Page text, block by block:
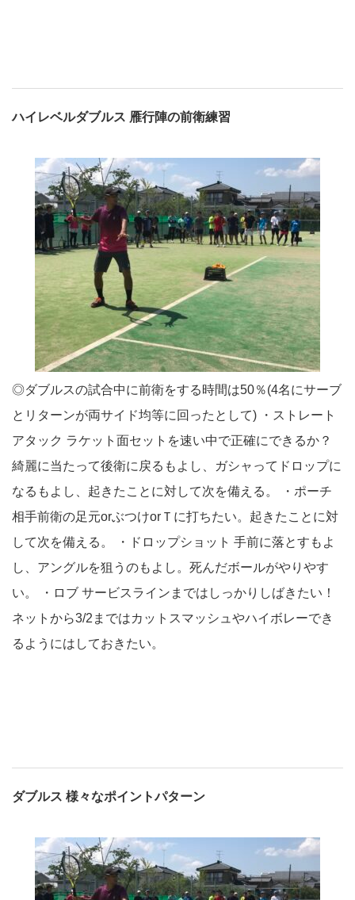
ハイレベルダブルス 雁行陣の前衛練習
◎ダブルスの試合中に前衛をする時間は50％(4名にサーブ
とリターンが両サイド均等に回ったとして) ・ストレート
アタック ラケット面セットを速い中で正確にできるか？
綺麗に当たって後衛に戻るもよし、ガシャってドロップに
なるもよし、起きたことに対して次を備える。 ・ポーチ
相手前衛の足元orぶつけorＴに打ちたい。起きたことに対
して次を備える。 ・ドロップショット 手前に落とすもよ
し、アングルを狙うのもよし。死んだボールがやりやす
い。 ・ロブ サービスラインまではしっかりしばきたい！
ネットから3/2まではカットスマッシュやハイボレーでき
るようにはしておきたい。
ダブルス 様々なポイントパターン